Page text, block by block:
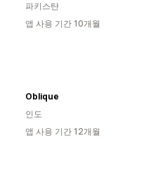
파키스탄
앱 사용 기간 10개월
Oblique
인도
앱 사용 기간 12개월